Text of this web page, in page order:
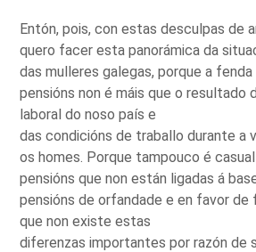
Entón, pois, con estas desculpas de
quero facer esta panorámica da
das mulleres galegas, porque a
pensións non é máis que o resultado
laboral do noso país e
das condicións de traballo durante a
os homes. Porque tampouco é
pensións que non están ligadas á
pensións de orfandade e en favor de
que non existe estas
diferenzas importantes por razón de